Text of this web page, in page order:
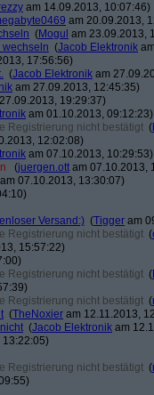
am 14.09.2013, 10:07:46)
am 20.09.2013,
(Mogul am 23.09.2013,
wechseln (Jacob Elektronik
17:56:56)
(Jacob Elektronik am
am 27.09.2013, 12:45:35)
19:29:37)
am 01.10.2013, 09:12:23)
Registrierung nicht bestätigt (
12:02:08)
am 07.10.2013, 10:29:53)
(juergen.ott am 07.10.2013,
am 07.10.2013, 13:30:07)
Versand:) (Tigger am
Registrierung nicht bestätigt (
15:57:22)
Registrierung nicht bestätigt (
Registrierung nicht bestätigt (
(TheNoxier am 12.11.2013,
(Jacob Elektronik am
13:22:05)
Registrierung nicht bestätigt (